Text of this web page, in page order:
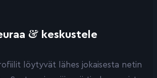
& keskustele
löytyvät lähes jokaisesta netin